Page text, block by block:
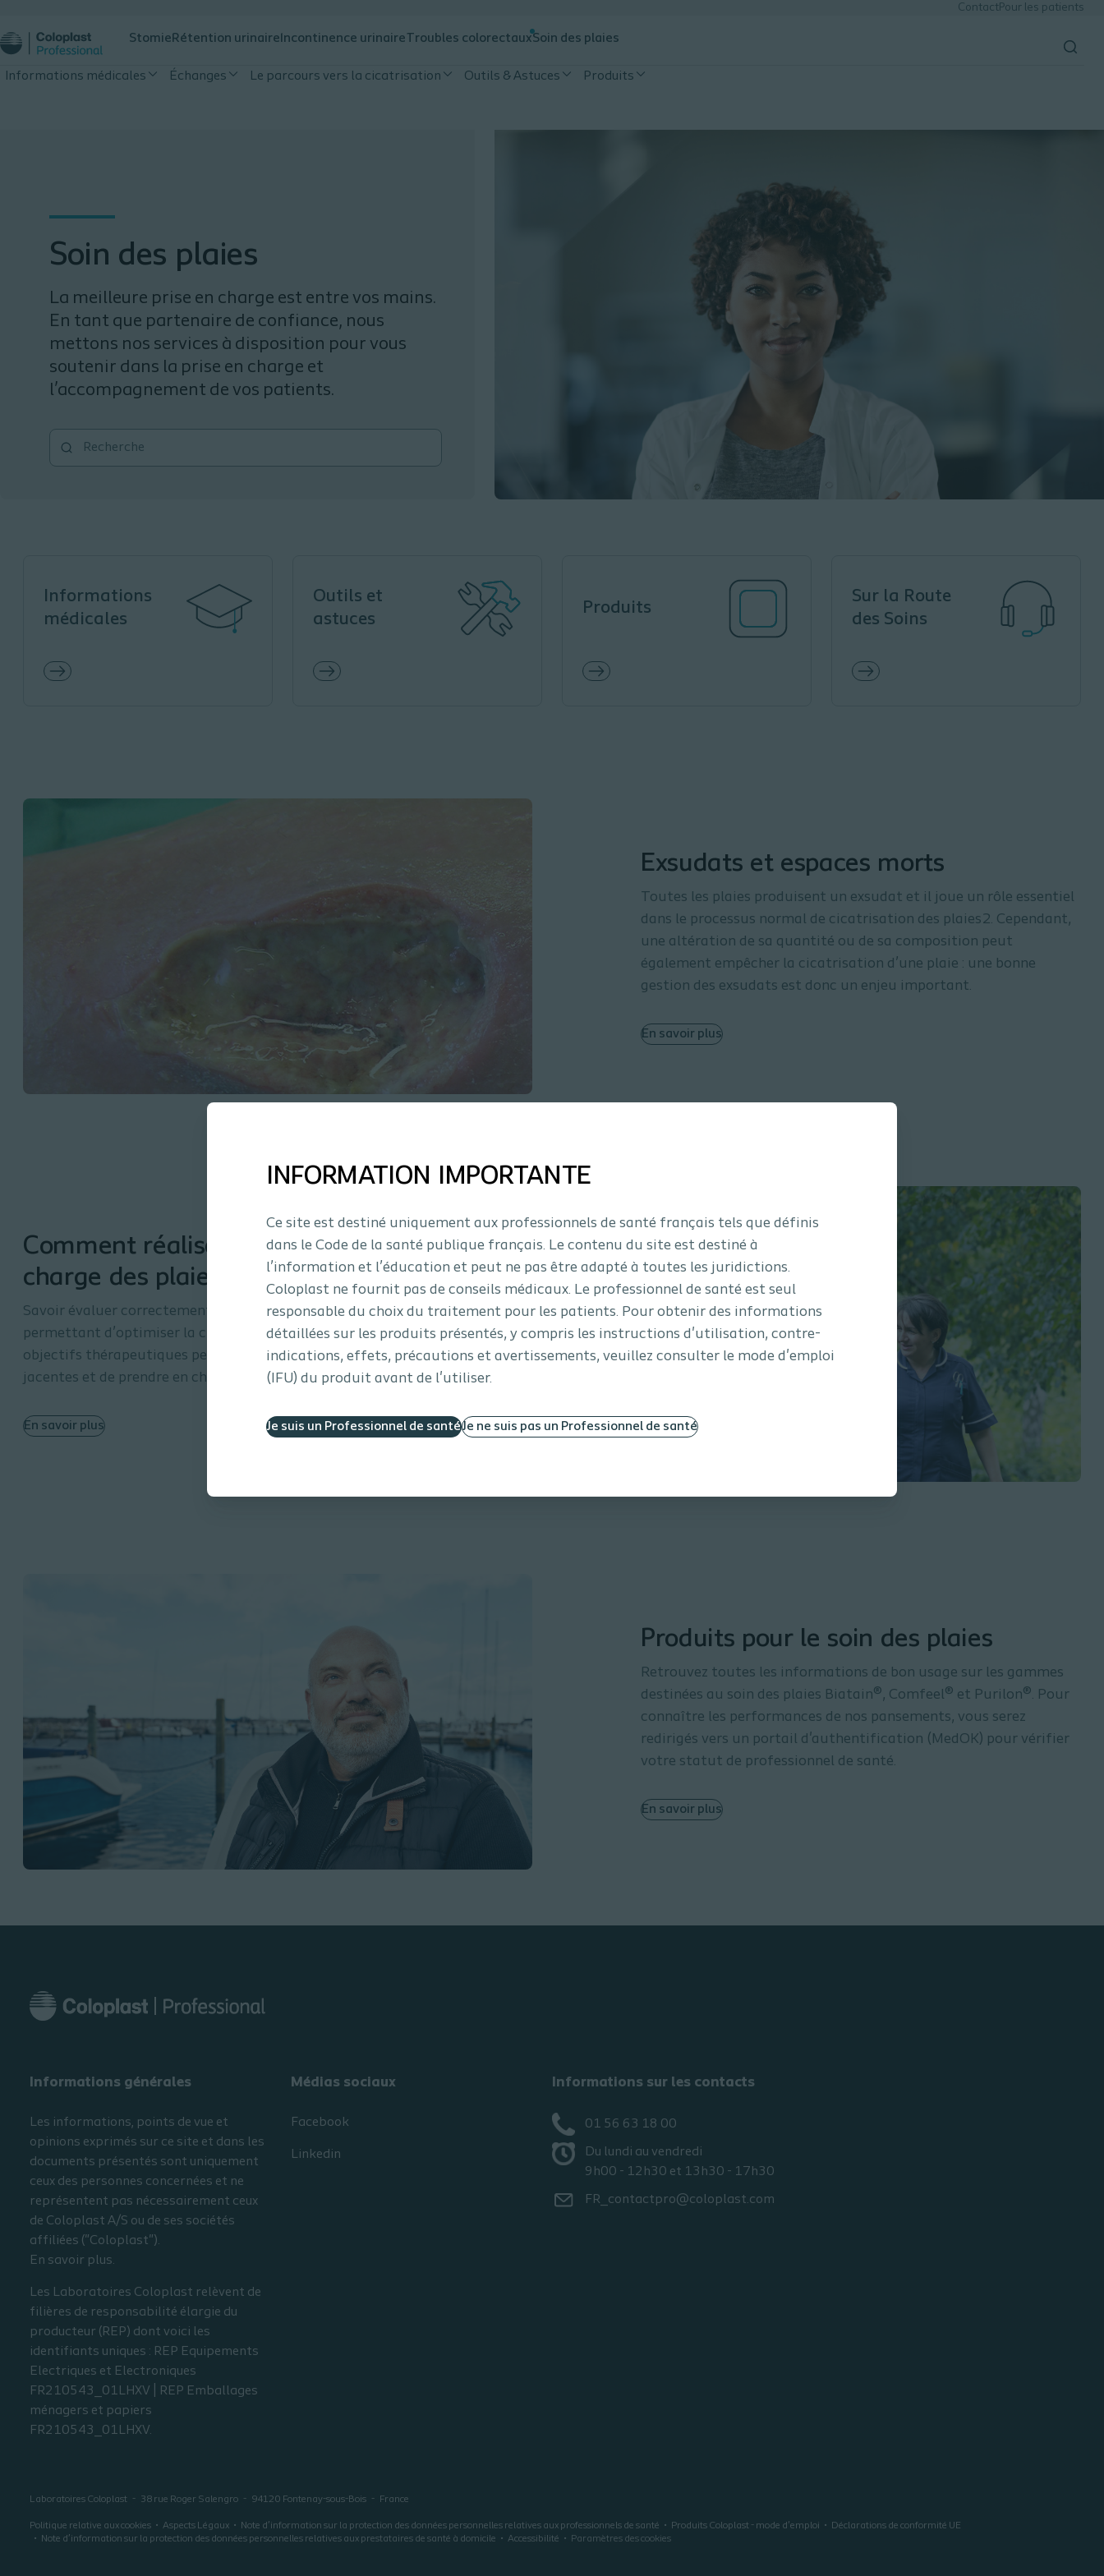
ContactPour les patients
Stomie Rétention urinaire Incontinence urinaire Troubles colorectauxSoin des plaies
Informations médicales Échanges Le parcours vers la cicatrisation Outils & Astuces Produits
INFORMATION IMPORTANTE
Ce site est destiné uniquement aux professionnels de santé français tels que définis
dans le Code de la santé publique français. Le contenu du site est destiné à
l’information et l’éducation et peut ne pas être adapté à toutes les juridictions.
Coloplast ne fournit pas de conseils médicaux. Le professionnel de santé est seul
responsable du choix du traitement pour les patients. Pour obtenir des informations
détaillées sur les produits présentés, y compris les instructions d'utilisation, contre-
indications, effets, précautions et avertissements, veuillez consulter le mode d'emploi
(IFU) du produit avant de l'utiliser.
Je suis un Professionnel de santéJe ne suis pas un Professionnel de santé
Soin des plaies
La meilleure prise en charge est entre vos mains.
En tant que partenaire de confiance, nous
mettons nos services à disposition pour vous
soutenir dans la prise en charge et
l’accompagnement de vos patients.
Informations
médicales
Outils et
astuces
Produits
Sur la Route
des Soins
Exsudats et espaces morts
Toutes les plaies produisent un exsudat et il joue un rôle essentiel
dans le processus normal de cicatrisation des plaies2. Cependant,
une altération de sa quantité ou de sa composition peut
également empêcher la cicatrisation d’une plaie : une bonne
gestion des exsudats est donc un enjeu important.
En savoir plus
Comment réaliser un plan de prise en
charge des plaies ?
Savoir évaluer correctement la plaie du patient est une des clés
permettant d’optimiser la cicatrisation. Il faut ensuite définir des
objectifs thérapeutiques permettant de corriger les causes sous-
jacentes et de prendre en charge l’environnement local de la plaie.
En savoir plus
Produits pour le soin des plaies
Retrouvez toutes les informations de bon usage sur les gammes
destinées au soin des plaies Biatain®, Comfeel® et Purilon®. Pour
connaître les performances de nos pansements, vous serez
redirigés vers un portail d'authentification (MedOK) pour vérifier
votre statut de professionnel de santé.
En savoir plus
Informations générales​
Les informations, points de vue et
opinions exprimés sur ce site et dans les
documents présentés sont uniquement
ceux des personnes concernées et ne
représentent pas nécessairement ceux
de Coloplast A/S ou de ses sociétés
affiliées ("Coloplast").
En savoir plus.
Les Laboratoires Coloplast relèvent de
filières de responsabilité élargie du
producteur (REP) dont voici les
identifiants uniques : REP Equipements
Electriques et Electroniques
FR210543_01LHXV | REP Emballages
ménagers et papiers
FR210543_01LHXV.
Médias sociaux
Facebook
Linkedin
Informations sur les contacts
01 56 63 18 00
Du lundi au vendredi
9h00 - 12h30 et 13h30 - 17h30
FR_contactpro@coloplast.com
Laboratoires Coloplast 38 rue Roger Salengro 94120 Fontenay-sous-Bois France
Politique relative aux cookies Aspects Légaux Note d’information sur la protection des données personnelles relatives aux professionnels de santé Produits Coloplast - mode d'emploi
Déclarations de conformité UE
Note d’information sur la protection des données personnelles relatives aux prestataires de santé à domicile
Accessibilité Paramètres des cookies